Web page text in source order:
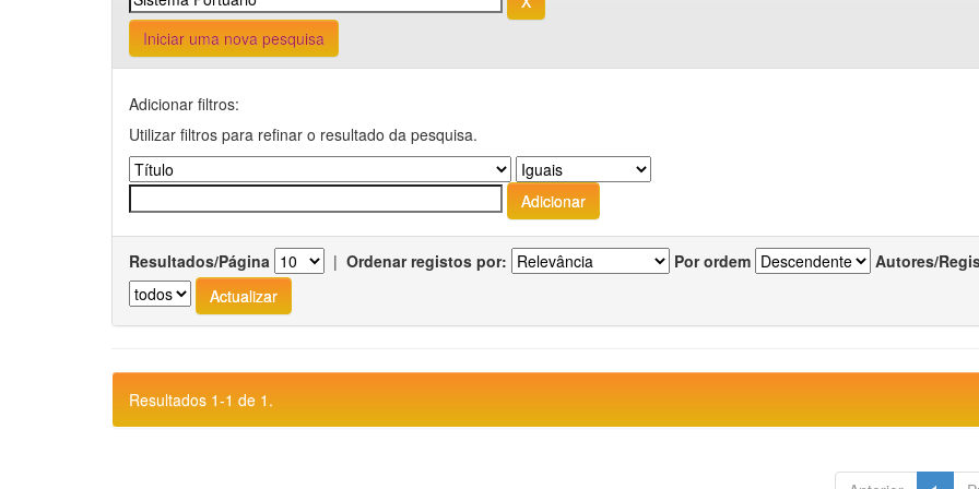
Iniciar uma nova pesquisa
Adicionar filtros:
Utilizar filtros para refinar o resultado da pesquisa.
Resultados/Página | Ordenar registos por: Por ordem Autores/
Resultados 1-1 de 1.